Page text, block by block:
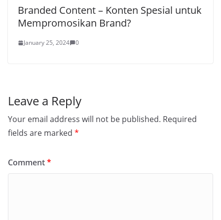
Branded Content – Konten Spesial untuk
Mempromosikan Brand?
January 25, 2024 0
Leave a Reply
Your email address will not be published. Required
fields are marked *
Comment*